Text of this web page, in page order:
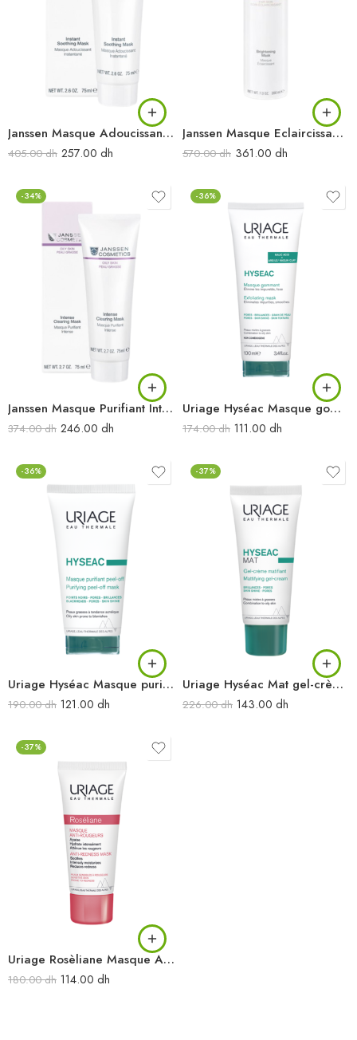
Janssen Masque Adoucissant Instantané 75ML
405.00dh 257.00 dh
Janssen Masque Eclaircissant 150ML
570.00dh 361.00 dh
-34%
Janssen Masque Purifiant Intense 75ML
374.00dh 246.00 dh
-36%
Uriage Hyséac Masque gommant 100 ml
174.00dh 111.00 dh
-36%
Uriage Hyséac Masque purifiant peel-off 50 ml
190.00dh 121.00 dh
-37%
Uriage Hyséac Mat gel-crème matifiant 40 ml
226.00dh 143.00 dh
-37%
Uriage Rosèliane Masque Anti-rougeurs 40 ml
180.00dh 114.00 dh